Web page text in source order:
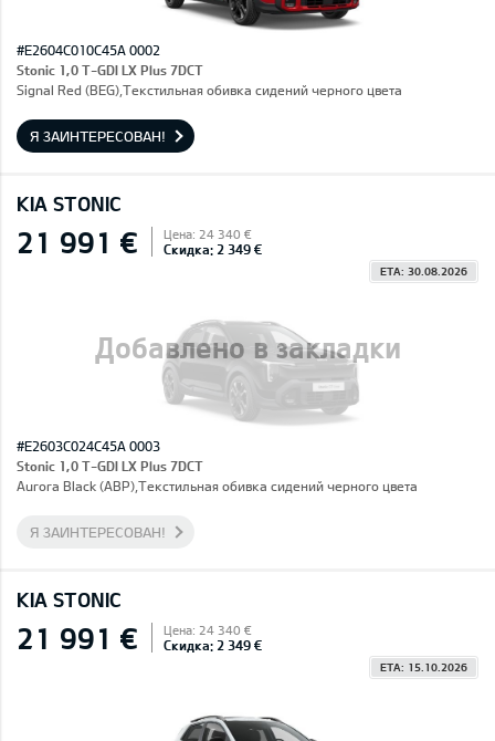
#E2604C010C45A 0002
Stonic 1,0 T-GDI LX Plus 7DCT
Signal Red (BEG),Текстильная обивка сидений черного цвета
Я ЗАИНТЕРЕСОВАН!
KIA STONIC
Добавлено в закладки
21 991 € Цена: 24 340 €
Скидка: 2 349 €
ETA: 30.08.2026
#E2603C024C45A 0003
Stonic 1,0 T-GDI LX Plus 7DCT
Aurora Black (ABP),Текстильная обивка сидений черного цвета
Я ЗАИНТЕРЕСОВАН!
KIA STONIC
21 991 € Цена: 24 340 €
Скидка: 2 349 €
ETA: 15.10.2026